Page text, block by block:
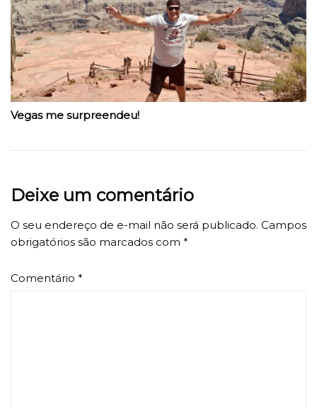
Vegas me surpreendeu!
Deixe um comentário
O seu endereço de e-mail não será publicado. Campos
obrigatórios são marcados com *
Comentário *